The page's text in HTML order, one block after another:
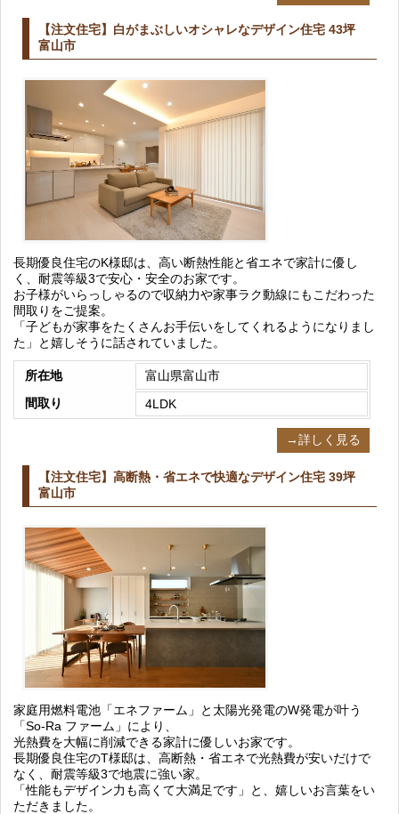
【注文住宅】白がまぶしいオシャレなデザイン住宅 43坪
富山市
長期優良住宅のK様邸は、高い断熱性能と省エネで家計に優し
く、耐震等級3で安心・安全のお家です。
お子様がいらっしゃるので収納力や家事ラク動線にもこだわった
間取りをご提案。
「子どもが家事をたくさんお手伝いをしてくれるようになりまし
た」と嬉しそうに話されていました。
所在地
富山県富山市
間取り
4LDK
→詳しく見る
【注文住宅】高断熱・省エネで快適なデザイン住宅 39坪
富山市
家庭用燃料電池「エネファーム」と太陽光発電のW発電が叶う
「So-Ra ファーム」により、
光熱費を大幅に削減できる家計に優しいお家です。
長期優良住宅のT様邸は、高断熱・省エネで光熱費が安いだけで
なく、耐震等級3で地震に強い家。
「性能もデザイン力も高くて大満足です」と、嬉しいお言葉をい
ただきました。